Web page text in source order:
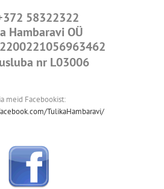
58322322
Hambaravi OÜ
nr L03006
meid Facebookist:
TulikaHambaravi/